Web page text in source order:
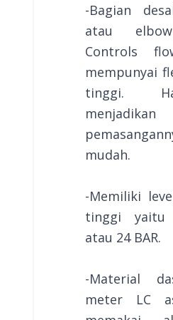
-Bagian
atau
Controls
mempunyai
tinggi.
mudah.
-Memiliki
tinggi
atau 24 BAR.
-Material
meter LC